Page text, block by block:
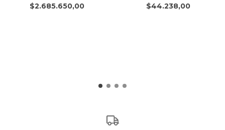
$2.685.650,00 $44.238,00